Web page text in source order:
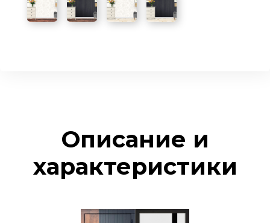
Описание и
характеристики